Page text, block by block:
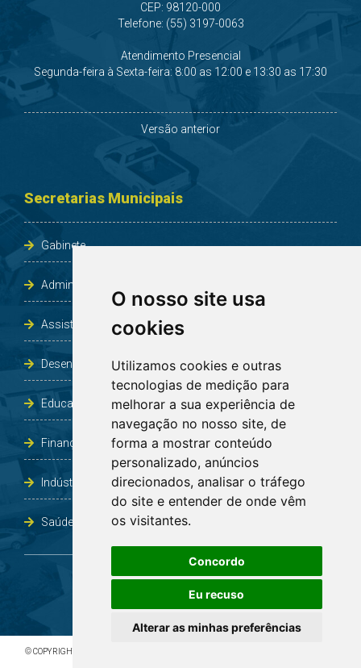
O nosso site usa
cookies
Utilizamos cookies e outras
tecnologias de medição para
melhorar a sua experiência de
navegação no nosso site, de
forma a mostrar conteúdo
personalizado, anúncios
direcionados, analisar o tráfego
do site e entender de onde vêm
os visitantes.
Concordo
Eu recuso
Alterar as minhas preferências
CEP: 98120-000
Telefone: (55) 3197-0063
Atendimento Presencial
Segunda-feira à Sexta-feira: 8:00 as 12:00 e 13:30 as 17:30
Versão anterior
Secretarias Municipais
Gabinete
Administração e Planejamento
Assistência Social e Habitação
Desenvolvimento e Obras
Educação, Cultura, Desporto, Lazer e Turismo
Finanças
Indústria, Comércio, Agricultura e Meio Ambiente
Saúde
© COPYRIGHT 2026 - TODOS OS DIREITOS RESERVADOS À PREFEITURA DE BOA VISTA DO